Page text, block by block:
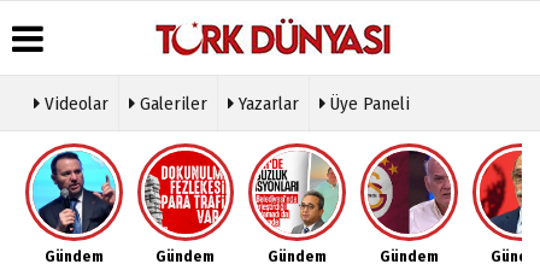
Üye Paneli
Haber
Arşivi
Gazete
Arşivi
Hava
Durumu
Gazete
Manşetleri
Anketler
Köşe
Yazarları
Video
Galeri
Foto
Künye
İletişim
Çerez
Politikası
Videolar Galeriler Yazarlar Üye Paneli
Gündem Gündem Gündem Gündem